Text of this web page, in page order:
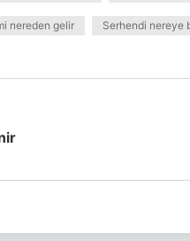
nereden gelir Serhendi nereye